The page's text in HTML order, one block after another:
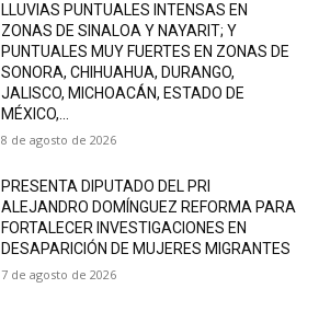
LLUVIAS PUNTUALES INTENSAS EN
ZONAS DE SINALOA Y NAYARIT; Y
PUNTUALES MUY FUERTES EN ZONAS DE
SONORA, CHIHUAHUA, DURANGO,
JALISCO, MICHOACÁN, ESTADO DE
MÉXICO,...
8 de agosto de 2026
PRESENTA DIPUTADO DEL PRI
ALEJANDRO DOMÍNGUEZ REFORMA PARA
FORTALECER INVESTIGACIONES EN
DESAPARICIÓN DE MUJERES MIGRANTES
7 de agosto de 2026